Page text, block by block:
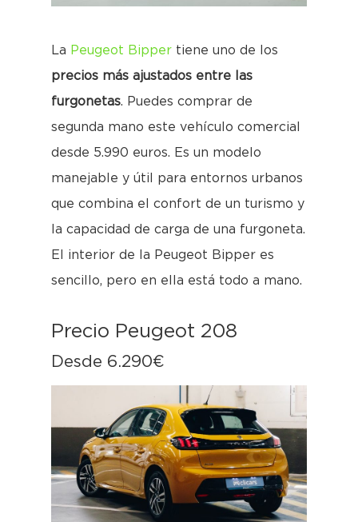
La Peugeot Bipper tiene uno de los
precios más ajustados entre las
furgonetas. Puedes comprar de
segunda mano este vehículo comercial
desde 5.990 euros. Es un modelo
manejable y útil para entornos urbanos
que combina el confort de un turismo y
la capacidad de carga de una furgoneta.
El interior de la Peugeot Bipper es
sencillo, pero en ella está todo a mano.
Precio Peugeot 208
Desde 6.290€